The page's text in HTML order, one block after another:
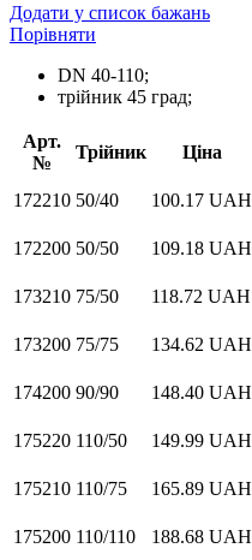
Додати у список бажань
Порівняти
DN 40-110;
трійник 45 град;
Арт.
№
Трійник Ціна
172210 50/40 100.17 UAH
172200 50/50 109.18 UAH
173210 75/50 118.72 UAH
173200 75/75 134.62 UAH
174200 90/90 148.40 UAH
175220 110/50 149.99 UAH
175210 110/75 165.89 UAH
175200 110/110 188.68 UAH